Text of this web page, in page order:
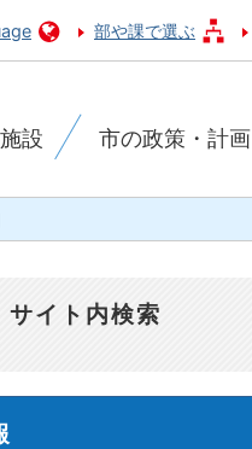
部や課で選ぶ
設 市の政策・計画
サイト内検索